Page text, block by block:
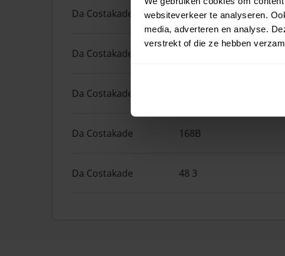
websiteverkeer te analyseren.
media, adverteren en analyse.
verstrekt of die ze hebben
Da Costakade 204
Da Costakade
Da Costakade
Da Costakade 168B
Da Costakade 48 3